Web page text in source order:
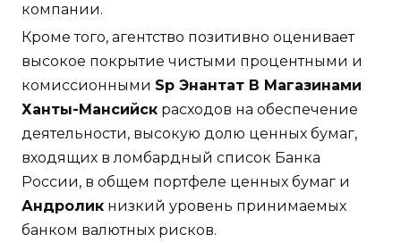
компании.
Кроме того, агентство позитивно оценивает
высокое покрытие чистыми процентными и
комиссионными Sp Энантат В Магазинами
Ханты-Мансийск расходов на обеспечение
деятельности, высокую долю ценных бумаг,
входящих в ломбардный список Банка
России, в общем портфеле ценных бумаг и
Андролик низкий уровень принимаемых
банком валютных рисков.